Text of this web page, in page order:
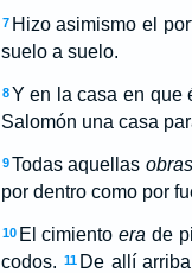
7 Hizo asimismo el
suelo a suelo.
8 Y en la casa en que
Salomón una casa
9 Todas aquellas
por dentro como por
10 El cimientoera de
codos. 11 De allí arriba